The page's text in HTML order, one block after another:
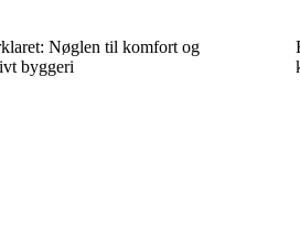
Nøglen til komfort og
byggeri